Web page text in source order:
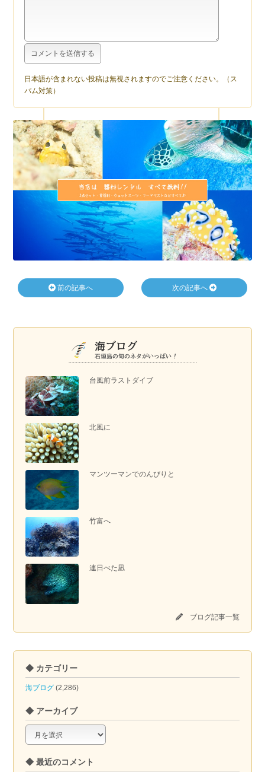
台風前ラストダイブ
北風に
マンツーマンでのんびりと
竹富へ
連日べた凪
ブログ記事一覧
◆ カテゴリー
海ブログ (2,286)
◆ アーカイブ
ア
カ
◆ 最近のコメント
日本語が含まれない投稿は無視されますのでご注意ください。（ス
パム対策）
前の記事へ 次の記事へ